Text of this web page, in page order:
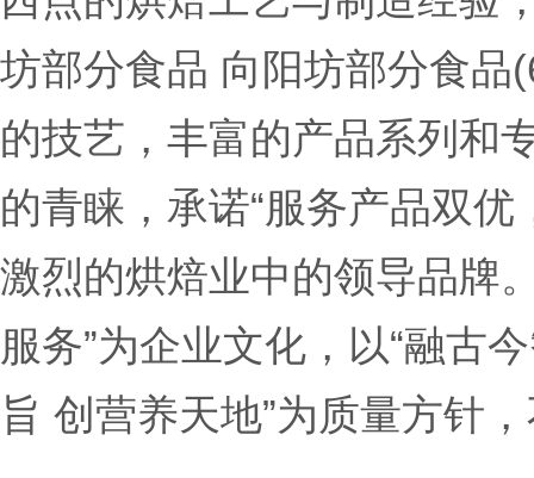
坊部分食品 向阳坊部分食品
的技艺，丰富的产品系列和
的青睐，承诺“服务产品双
激烈的烘焙业中的领导品牌
服务”为企业文化，以“融古
旨 创营养天地”为质量方针